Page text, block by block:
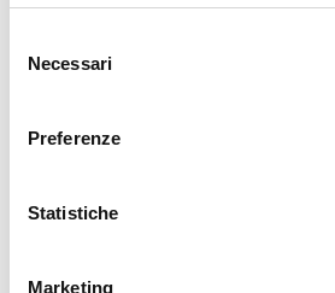
delNecessari
Preferenze
Statistiche
Marketing